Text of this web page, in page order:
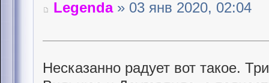
Legenda» 03 янв 2020, 02:04
Несказанно радует вот такое.